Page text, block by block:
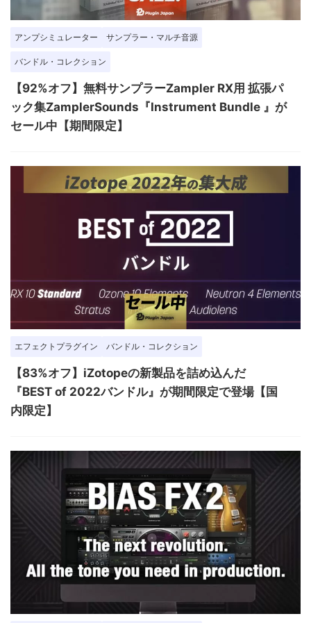
アンプシミュレーター サンプラー・マルチ音源
バンドル・コレクション
【92%オフ】無料サンプラーZampler RX用 拡張パ
ック集ZamplerSounds『Instrument Bundle 』が
セール中【期間限定】
エフェクトプラグイン バンドル・コレクション
【83%オフ】iZotopeの新製品を詰め込んだ
『BEST of 2022バンドル』が期間限定で登場【国
内限定】